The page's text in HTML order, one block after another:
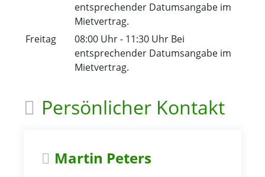
entsprechender Datumsangabe im
Mietvertrag.
Freitag
08:00 Uhr- 11:30 Uhr Bei
entsprechender Datumsangabe im
Mietvertrag.
Persönlicher Kontakt
Martin Peters